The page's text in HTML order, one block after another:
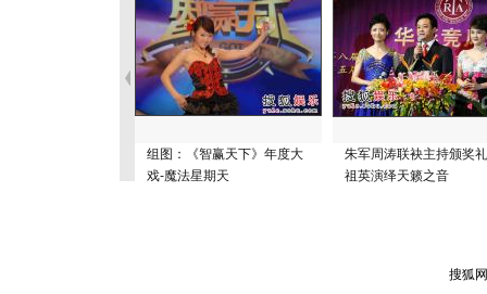
组图：《智赢天下》年度大
戏-魔法星期天
朱军周涛联袂主持颁奖
祖英演绎天籁之音